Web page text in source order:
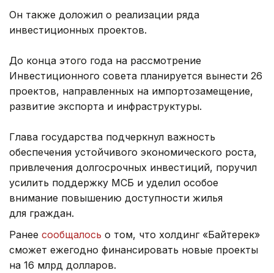
Он также доложил о реализации ряда
инвестиционных проектов.
До конца этого года на рассмотрение
Инвестиционного совета планируется вынести 26
проектов, направленных на импортозамещение,
развитие экспорта и инфраструктуры.
Глава государства подчеркнул важность
обеспечения устойчивого экономического роста,
привлечения долгосрочных инвестиций, поручил
усилить поддержку МСБ и уделил особое
внимание повышению доступности жилья
для граждан.
Ранее сообщалось о том, что холдинг «Байтерек»
сможет ежегодно финансировать новые проекты
на 16 млрд долларов.